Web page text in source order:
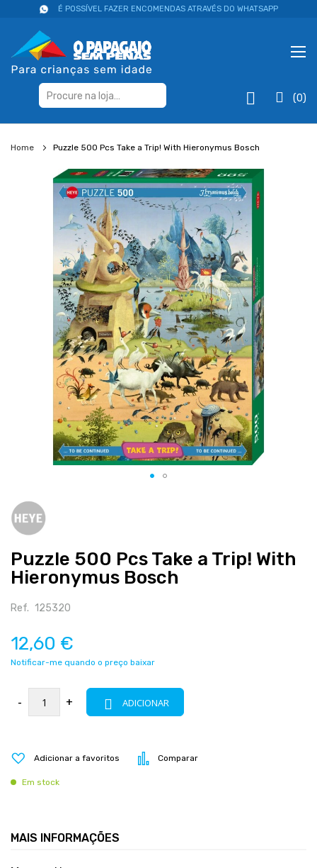
É POSSÍVEL FAZER ENCOMENDAS ATRAVÉS DO WHATSAPP
(0)
Home Puzzle 500 Pcs Take a Trip! With Hieronymus Bosch
Puzzle 500 Pcs Take a Trip! With
Hieronymus Bosch
Ref. 125320
12,60 €
Notificar-me quando o preço baixar
- + ADICIONAR
Adicionar a favoritos Comparar
Em stock
imagens
para
o
da
galeria
de
imagens
MAIS INFORMAÇÕES